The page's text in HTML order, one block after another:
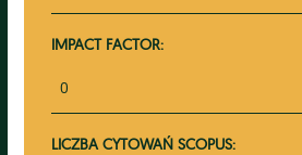
IMPACT FACTOR:
0
LICZBA CYTOWAŃ SCOPUS: